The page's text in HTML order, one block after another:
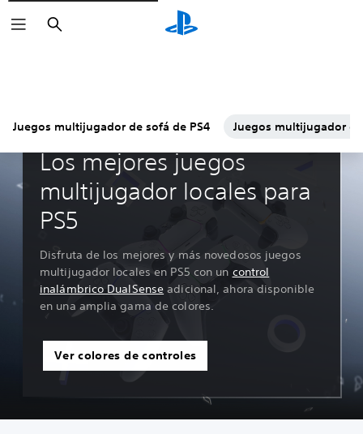
Buscar
Juegos multijugador de sofá de PS4 Juegos multijugador
Guías y editoriales
Los mejores juegos
multijugador locales para
PS5
Disfruta de los mejores y más novedosos juegos
multijugador locales en PS5 con un control
inalámbrico DualSense adicional, ahora disponible
en una amplia gama de colores.
Ver colores de controles